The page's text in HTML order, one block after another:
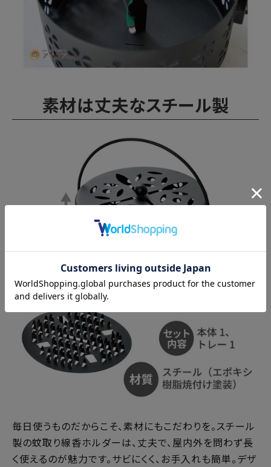
素材は丈夫なスチール製
毎日使うものだからこそ、素材にもこだわりを。スチール
製の蚊取り線香ホルダーは、丈夫で、屋内外を問わず長
く使えるのが魅力です。サビにくく、お手入れも簡単。デザ